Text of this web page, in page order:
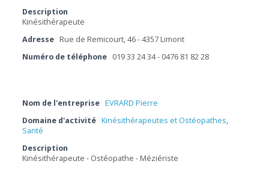
Description
Kinésithérapeute
Adresse Rue de Remicourt, 46 - 4357 Limont
Numéro de téléphone 019 33 24 34 - 0476 81 82 28
Nom de l'entreprise EVRARD Pierre
Domaine d'activité Kinésithérapeutes et Ostéopathes,
Santé
Description
Kinésithérapeute - Ostéopathe - Méziériste